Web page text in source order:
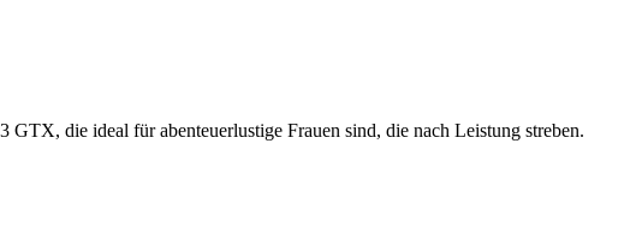
die ideal für abenteuerlustige Frauen sind, die nach Leistung streben.